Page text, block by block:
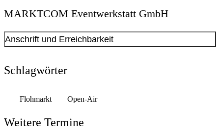
MARKTCOM Eventwerkstatt GmbH
Anschrift und Erreichbarkeit
Anschrift
Schlagwörter
Flohmarkt Open-Air
Weitere Termine